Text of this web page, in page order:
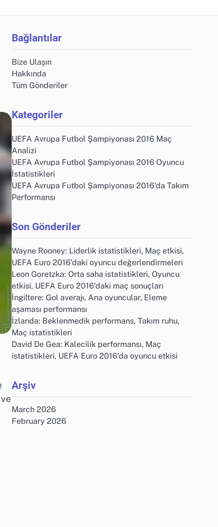
Bağlantılar
Bize Ulaşın
Hakkında
Tüm Gönderiler
Kategoriler
UEFA Avrupa Futbol Şampiyonası 2016 Maç
Analizi
UEFA Avrupa Futbol Şampiyonası 2016 Oyuncu
İstatistikleri
UEFA Avrupa Futbol Şampiyonası 2016'da Takım
Performansı
Son Gönderiler
Wayne Rooney: Liderlik istatistikleri, Maç etkisi,
UEFA Euro 2016’daki oyuncu değerlendirmeleri
Leon Goretzka: Orta saha istatistikleri, Oyuncu
etkisi, UEFA Euro 2016’daki maç sonuçları
İngiltere: Gol averajı, Ana oyuncular, Eleme
aşaması performansı
İzlanda: Beklenmedik performans, Takım ruhu,
Maç istatistikleri
David De Gea: Kalecilik performansı, Maç
istatistikleri, UEFA Euro 2016’da oyuncu etkisi
Arşiv
March 2026
February 2026